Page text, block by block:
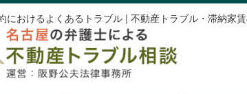
におけるよくあるトラブル | 不動産トラブル・滞納家